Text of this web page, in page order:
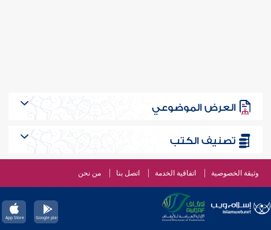
العرض الموضوعي
تصنيف الكتب
وثيقة الخصوصية اتفاقية الخدمة اتصل بنا من نحن